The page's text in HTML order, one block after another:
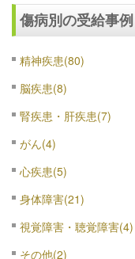
傷病別の受給事例
精神疾患(80)
脳疾患(8)
腎疾患・肝疾患(7)
がん(4)
心疾患(5)
身体障害(21)
視覚障害・聴覚障害(4)
その他(2)